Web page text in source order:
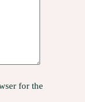
for the